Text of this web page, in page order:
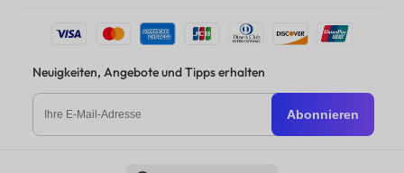
Neuigkeiten, Angebote und Tipps erhalten
Abonnieren